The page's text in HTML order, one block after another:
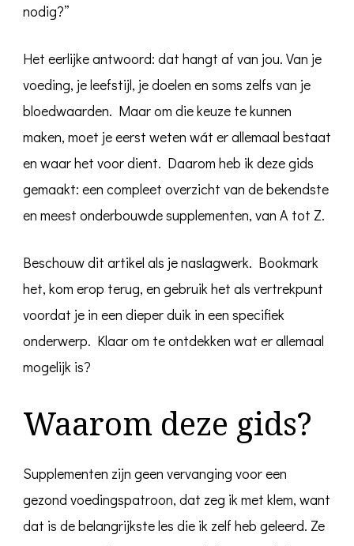
nodig?”
Het eerlijke antwoord: dat hangt af van jou. Van je
voeding, je leefstijl, je doelen en soms zelfs van je
bloedwaarden. Maar om die keuze te kunnen
maken, moet je eerst weten wát er allemaal bestaat
en waar het voor dient. Daarom heb ik deze gids
gemaakt: een compleet overzicht van de bekendste
en meest onderbouwde supplementen, van A tot Z.
Beschouw dit artikel als je naslagwerk. Bookmark
het, kom erop terug, en gebruik het als vertrekpunt
voordat je in een dieper duik in een specifiek
onderwerp. Klaar om te ontdekken wat er allemaal
mogelijk is?
Waarom deze gids?
Supplementen zijn geen vervanging voor een
gezond voedingspatroon, dat zeg ik met klem, want
dat is de belangrijkste les die ik zelf heb geleerd. Ze